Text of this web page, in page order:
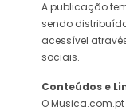
A publicação
sendo
acessível
sociais.
Conteúdos e
O